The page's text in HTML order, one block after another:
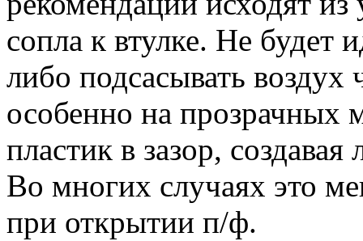
сопла к втулке. Не будет
либо подсасывать воздух
особенно на прозрачных
пластик в зазор,
Во многих случаях это
при открытии п/ф.